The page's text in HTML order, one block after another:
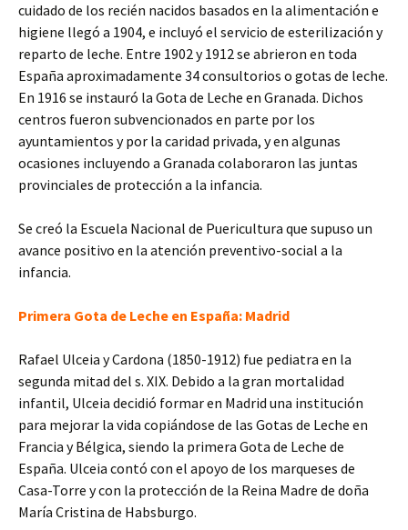
cuidado de los recién nacidos basados en la alimentación e
higiene llegó a 1904, e incluyó el servicio de esterilización y
reparto de leche. Entre 1902 y 1912 se abrieron en toda
España aproximadamente 34 consultorios o gotas de leche.
En 1916 se instauró la Gota de Leche en Granada. Dichos
centros fueron subvencionados en parte por los
ayuntamientos y por la caridad privada, y en algunas
ocasiones incluyendo a Granada colaboraron las juntas
provinciales de protección a la infancia.
Se creó la Escuela Nacional de Puericultura que supuso un
avance positivo en la atención preventivo-social a la
infancia.
Primera Gota de Leche en España: Madrid
Rafael Ulceia y Cardona (1850-1912) fue pediatra en la
segunda mitad del s. XIX. Debido a la gran mortalidad
infantil, Ulceia decidió formar en Madrid una institución
para mejorar la vida copiándose de las Gotas de Leche en
Francia y Bélgica, siendo la primera Gota de Leche de
España. Ulceia contó con el apoyo de los marqueses de
Casa-Torre y con la protección de la Reina Madre de doña
María Cristina de Habsburgo.